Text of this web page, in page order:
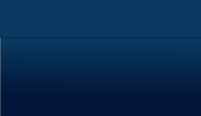
Inhalt